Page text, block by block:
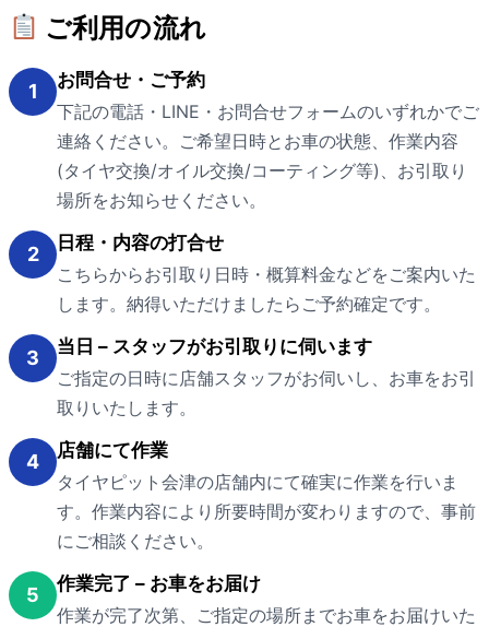
ご利用の流れ
1
お問合せ・ご予約
下記の電話・LINE・お問合せフォームのいずれかでご
連絡ください。ご希望日時とお車の状態、作業内容
(タイヤ交換/オイル交換/コーティング等)、お引取り
場所をお知らせください。
2
日程・内容の打合せ
こちらからお引取り日時・概算料金などをご案内いた
します。納得いただけましたらご予約確定です。
3
当日 – スタッフがお引取りに伺います
ご指定の日時に店舗スタッフがお伺いし、お車をお引
取りいたします。
4
店舗にて作業
タイヤピット会津の店舗内にて確実に作業を行いま
す。作業内容により所要時間が変わりますので、事前
にご相談ください。
5
作業完了 – お車をお届け
作業が完了次第、ご指定の場所までお車をお届けいた